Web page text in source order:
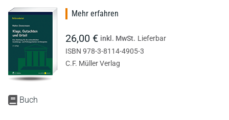
Buch
Mehr erfahren
26,00 € inkl. MwSt. Lieferbar
ISBN 978-3-8114-4905-3
C.F. Müller Verlag